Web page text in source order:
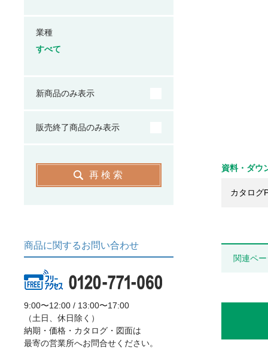
資料・ダウ
カタログ
関連ペ
業種
すべて
新商品のみ表示
販売終了商品のみ表示
再検索
商品に関するお問い合わせ
9:00〜12:00 / 13:00〜17:00
（土日、休日除く）
納期・価格・カタログ・図面は
最寄の営業所へお問合せください。